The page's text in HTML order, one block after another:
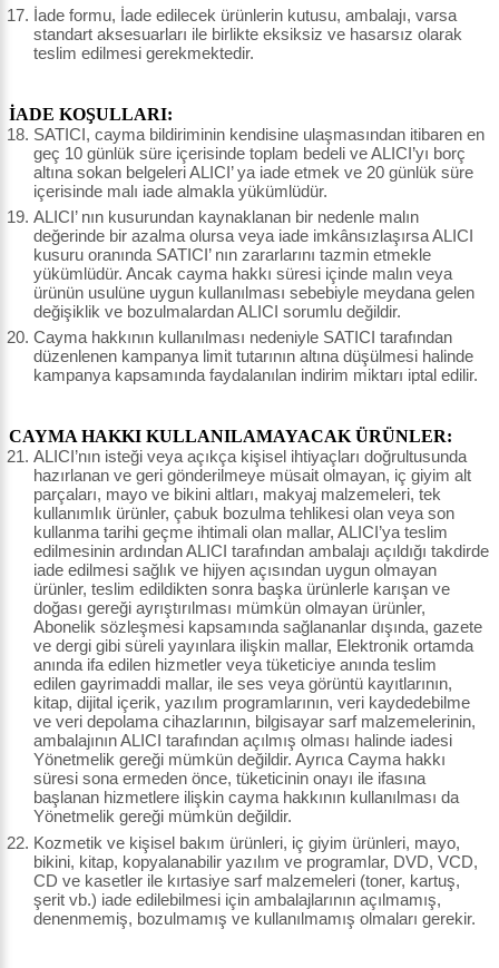
İade formu, İade edilecek ürünlerin kutusu, ambalajı, varsa
standart aksesuarları ile birlikte eksiksiz ve hasarsız olarak
teslim edilmesi gerekmektedir.
İADE KOŞULLARI:
SATICI, cayma bildiriminin kendisine ulaşmasından itibaren en
geç 10 günlük süre içerisinde toplam bedeli ve ALICI’yı borç
altına sokan belgeleri ALICI’ ya iade etmek ve 20 günlük süre
içerisinde malı iade almakla yükümlüdür.
ALICI’ nın kusurundan kaynaklanan bir nedenle malın
değerinde bir azalma olursa veya iade imkânsızlaşırsa ALICI
kusuru oranında SATICI’ nın zararlarını tazmin etmekle
yükümlüdür. Ancak cayma hakkı süresi içinde malın veya
ürünün usulüne uygun kullanılması sebebiyle meydana gelen
değişiklik ve bozulmalardan ALICI sorumlu değildir.
Cayma hakkının kullanılması nedeniyle SATICI tarafından
düzenlenen kampanya limit tutarının altına düşülmesi halinde
kampanya kapsamında faydalanılan indirim miktarı iptal edilir.
CAYMA HAKKI KULLANILAMAYACAK ÜRÜNLER:
ALICI’nın isteği veya açıkça kişisel ihtiyaçları doğrultusunda
hazırlanan ve geri gönderilmeye müsait olmayan, iç giyim alt
parçaları, mayo ve bikini altları, makyaj malzemeleri, tek
kullanımlık ürünler, çabuk bozulma tehlikesi olan veya son
kullanma tarihi geçme ihtimali olan mallar, ALICI’ya teslim
edilmesinin ardından ALICI tarafından ambalajı açıldığı takdirde
iade edilmesi sağlık ve hijyen açısından uygun olmayan
ürünler, teslim edildikten sonra başka ürünlerle karışan ve
doğası gereği ayrıştırılması mümkün olmayan ürünler,
Abonelik sözleşmesi kapsamında sağlananlar dışında, gazete
ve dergi gibi süreli yayınlara ilişkin mallar, Elektronik ortamda
anında ifa edilen hizmetler veya tüketiciye anında teslim
edilen gayrimaddi mallar, ile ses veya görüntü kayıtlarının,
kitap, dijital içerik, yazılım programlarının, veri kaydedebilme
ve veri depolama cihazlarının, bilgisayar sarf malzemelerinin,
ambalajının ALICI tarafından açılmış olması halinde iadesi
Yönetmelik gereği mümkün değildir. Ayrıca Cayma hakkı
süresi sona ermeden önce, tüketicinin onayı ile ifasına
başlanan hizmetlere ilişkin cayma hakkının kullanılması da
Yönetmelik gereği mümkün değildir.
Kozmetik ve kişisel bakım ürünleri, iç giyim ürünleri, mayo,
bikini, kitap, kopyalanabilir yazılım ve programlar, DVD, VCD,
CD ve kasetler ile kırtasiye sarf malzemeleri (toner, kartuş,
şerit vb.) iade edilebilmesi için ambalajlarının açılmamış,
denenmemiş, bozulmamış ve kullanılmamış olmaları gerekir.